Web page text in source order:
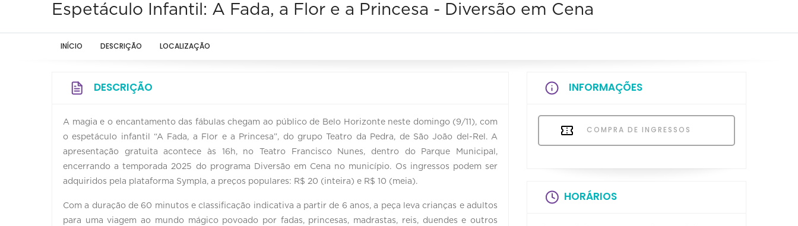
Espetáculo Infantil: A Fada, a Flor e a Princesa - Diversão em Cena
INÍCIO DESCRIÇÃO LOCALIZAÇÃO
DESCRIÇÃO
A magia e o encantamento das fábulas chegam ao público de Belo Horizonte neste domingo (9/11), com
o espetáculo infantil “A Fada, a Flor e a Princesa”, do grupo Teatro da Pedra, de São João del-Rel. A
apresentação gratuita acontece às 16h, no Teatro Francisco Nunes, dentro do Parque Municipal,
encerrando a temporada 2025 do programa Diversão em Cena no município. Os ingressos podem ser
adquiridos pela plataforma Sympla, a preços populares: R$ 20 (inteira) e R$ 10 (meia).
Com a duração de 60 minutos e classificação indicativa a partir de 6 anos, a peça leva crianças e adultos
para uma viagem ao mundo mágico povoado por fadas, princesas, madrastas, reis, duendes e outros
INFORMAÇÕES
COMPRA DE INGRESSOS
HORÁRIOS